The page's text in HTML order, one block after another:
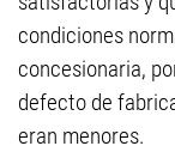
condiciones
concesionaria,
defecto de
eran menores.